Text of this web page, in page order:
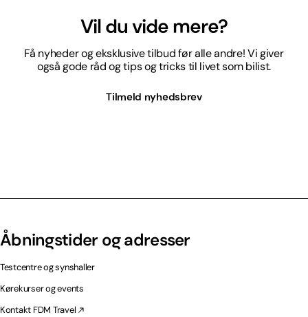
Vil du vide mere?
Få nyheder og eksklusive tilbud før alle andre! Vi giver
også gode råd og tips og tricks til livet som bilist.
Tilmeld nyhedsbrev
Åbningstider og adresser
Testcentre og synshaller
Kørekurser og events
Kontakt FDM Travel